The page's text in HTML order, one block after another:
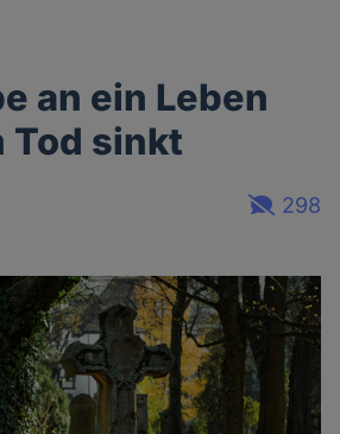
an ein Leben
Tod sinkt
298